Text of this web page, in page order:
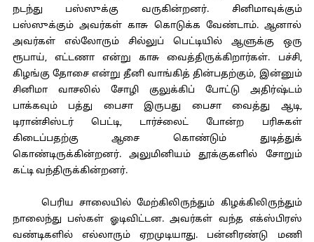
நடந்து பஸ்ஸுக்கு வருகின்றனர். சினிமாவுக்கும்
பஸ்ஸுக்கும் அவர்கள் காசு கொடுக்க வேண்டாம். ஆனால்
அவர்கள் எல்லோரும் சில்லுப் பெட்டியில் ஆளுக்கு ஒரு
ரூபாய், எட்டணா என்று காசு வைத்திருக்கிறார்கள். பச்சி,
கிழங்கு தோசை என்று தீனி வாங்கித் தின்பதற்கும், இன்னும்
சினிமா வாசலில் சோழி குலுக்கிப் போட்டு அதிர்ஷ்டம்
பாக்கவும் பத்து பைசா இருபது பைசா வைத்து ஆடி,
டிரான்சிஸ்டர் பெட்டி, டார்ச்லைட் போன்ற பரிசுகள்
கிடைப்பதற்கு ஆசை கொண்டும் துடித்துக்
கொண்டிருக்கின்றனர். அலுமினியம் தூக்குகளில் சோறும்
கட்டி வந்திருக்கின்றனர்.
பெரிய சாலையில் மேற்கிலிருந்தும் கிழக்கிலிருந்தும்
நாலைந்து பஸ்கள் ஓடிவிட்டன. அவர்கள் வந்த எக்ஸ்பிரஸ்
வண்டிகளில் எல்லாரும் ஏறமுடியாது. பன்னிரண்டு மணி